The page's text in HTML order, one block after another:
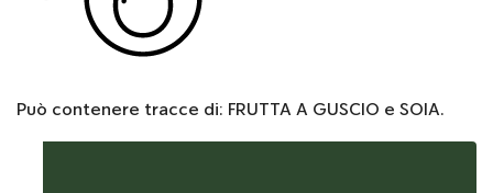
Può contenere tracce di: FRUTTA A GUSCIO e SOIA.